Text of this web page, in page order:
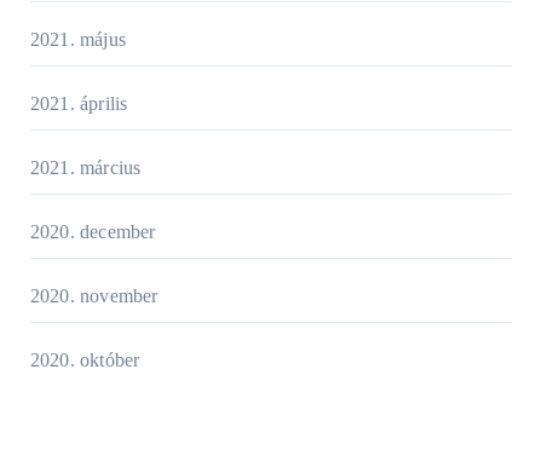
2021. május
2021. április
2021. március
2020. december
2020. november
2020. október